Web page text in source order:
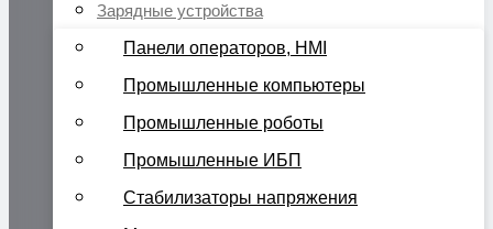
Зарядные устройства
Панели операторов, HMI
Промышленные компьютеры
Промышленные роботы
Промышленные ИБП
Стабилизаторы напряжения